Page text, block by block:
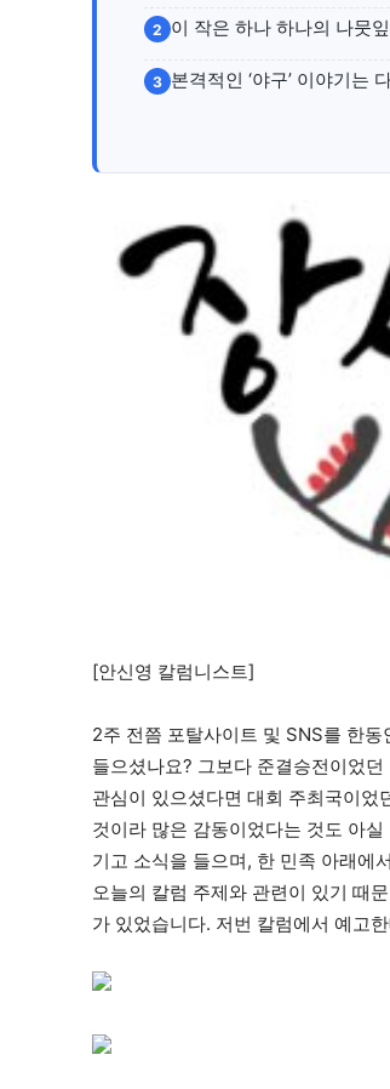
멤버십 소개
멤버십 소개
2 이 작은 하나 하나의 나뭇
3 본격적인 ‘야구’ 이야기는
[안신영 칼럼니스트]
2주 전쯤 포탈사이트 및 SNS를 한동
들으셨나요? 그보다 준결승전이었
관심이 있으셨다면 대회 주최국이
것이라 많은 감동이었다는 것도 아실
기고 소식을 들으며, 한 민족 아래에
오늘의 칼럼 주제와 관련이 있기 때
가 있었습니다. 저번 칼럼에서 예고